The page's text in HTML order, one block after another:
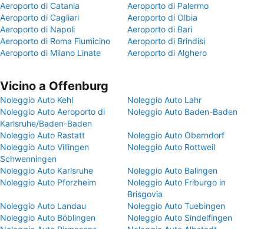
Aeroporto di Catania
Aeroporto di Palermo
Aeroporto di Cagliari
Aeroporto di Olbia
Aeroporto di Napoli
Aeroporto di Bari
Aeroporto di Roma Fiumicino
Aeroporto di Brindisi
Aeroporto di Milano Linate
Aeroporto di Alghero
Vicino a Offenburg
Noleggio Auto Kehl
Noleggio Auto Lahr
Noleggio Auto Aeroporto di
Karlsruhe/Baden-Baden
Noleggio Auto Baden-Baden
Noleggio Auto Rastatt
Noleggio Auto Oberndorf
Noleggio Auto Villingen
Schwenningen
Noleggio Auto Rottweil
Noleggio Auto Karlsruhe
Noleggio Auto Balingen
Noleggio Auto Pforzheim
Noleggio Auto Friburgo in
Brisgovia
Noleggio Auto Landau
Noleggio Auto Tuebingen
Noleggio Auto Böblingen
Noleggio Auto Sindelfingen